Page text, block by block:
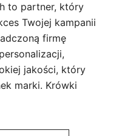
to partner, który
Twojej kampanii
firmę
jakości, który
marki. Krówki